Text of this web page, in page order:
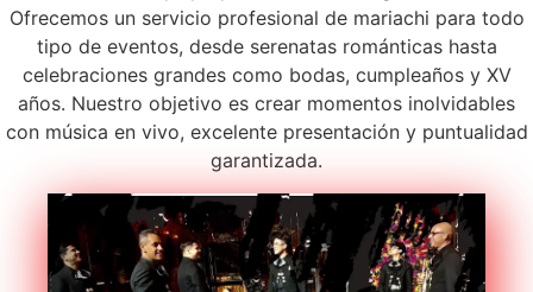
Ofrecemos un servicio profesional de mariachi para todo
tipo de eventos, desde serenatas románticas hasta
celebraciones grandes como bodas, cumpleaños y XV
años. Nuestro objetivo es crear momentos inolvidables
con música en vivo, excelente presentación y puntualidad
garantizada.